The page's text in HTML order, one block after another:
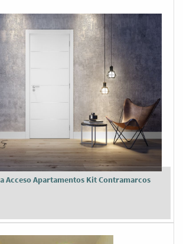
Acceso Apartamentos Kit Contramarcos